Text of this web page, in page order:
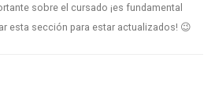
sobre el cursado ¡es fundamental
esta sección para estar actualizados! 😉